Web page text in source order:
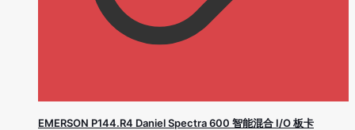
EMERSON P144.R4 Daniel Spectra 600 智能混合 I/O 板卡